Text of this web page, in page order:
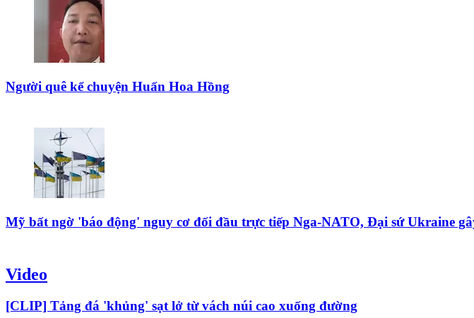
Người quê kể chuyện Huấn Hoa Hồng
Mỹ bất ngờ 'báo động' nguy cơ đối đầu trực tiếp Nga-NATO, Đại sứ Ukraine
Video
[CLIP] Tảng đá 'khủng' sạt lở từ vách núi cao xuống đường